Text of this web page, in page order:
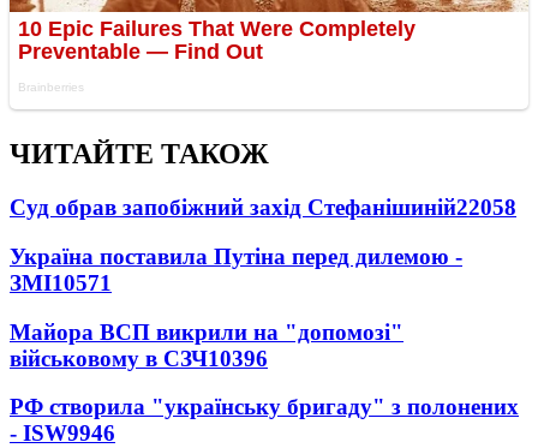
ЧИТАЙТЕ ТАКОЖ
Суд обрав запобіжний захід Стефанішиній22058
Україна поставила Путіна перед дилемою -
ЗМІ10571
Майора ВСП викрили на "допомозі"
військовому в СЗЧ10396
РФ створила "українську бригаду" з полонених
- ISW9946